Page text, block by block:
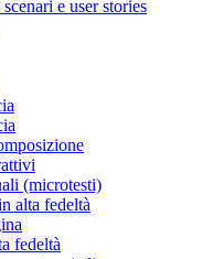
e user stories
(microtesti)
alta fedeltà
fedeltà